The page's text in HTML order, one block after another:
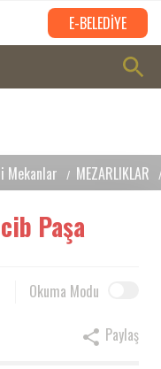
E-BELEDİYE
Mekanlar MEZARLIKLAR
Paşa
Okuma Modu
Paylaş